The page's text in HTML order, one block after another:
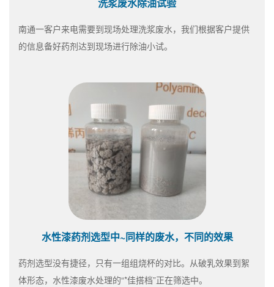
洗浆废水除油试验
南通一客户来电需要到现场处理洗浆废水，我们根据客户提供
的信息备好药剂达到现场进行除油小试。
水性漆药剂选型中~同样的废水，不同的效果
药剂选型没有捷径，只有一组组烧杯的对比。从破乳效果到絮
体形态，水性漆废水处理的“*佳搭档”正在筛选中。